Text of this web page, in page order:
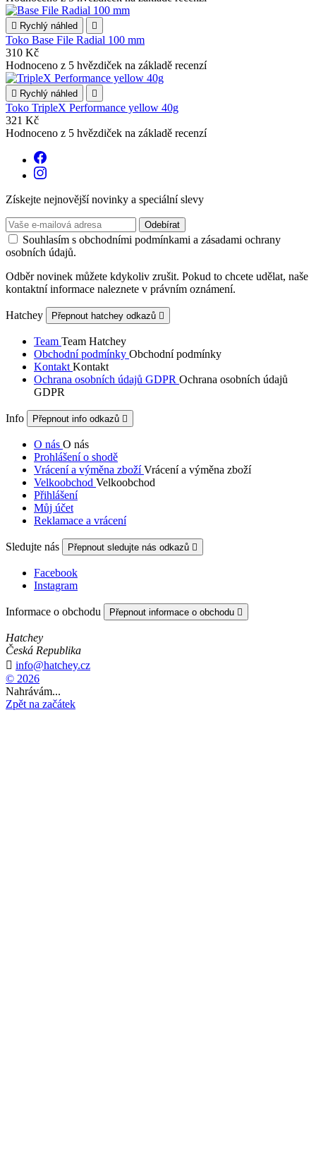
 Rychlý náhled 
Toko Base File Radial 100 mm
310 Kč
Hodnoceno z 5 hvězdiček na základě recenzí
 Rychlý náhled 
Toko TripleX Performance yellow 40g
321 Kč
Hodnoceno z 5 hvězdiček na základě recenzí
Získejte nejnovější novinky a speciální slevy
Souhlasím s obchodními podmínkami a zásadami ochrany
osobních údajů.
Odběr novinek můžete kdykoliv zrušit. Pokud to chcete udělat, naše
kontaktní informace naleznete v právním oznámení.
Hatchey Přepnout hatchey odkazů 
Team Team Hatchey
Obchodní podmínky Obchodní podmínky
KontaktKontakt
Ochrana osobních údajů GDPR Ochrana osobních údajů
GDPR
Info Přepnout info odkazů 
O nás O nás
Prohlášení o shodě
Vrácení a výměna zboží Vrácení a výměna zboží
Velkoobchod Velkoobchod
Přihlášení
Můj účet
Reklamace a vrácení
Sledujte nás Přepnout sledujte nás odkazů 
Facebook
Instagram
Informace o obchodu Přepnout informace o obchodu 
Hatchey
Česká Republika
 info@hatchey.cz
© 2026
Nahrávám...
Zpět na začátek